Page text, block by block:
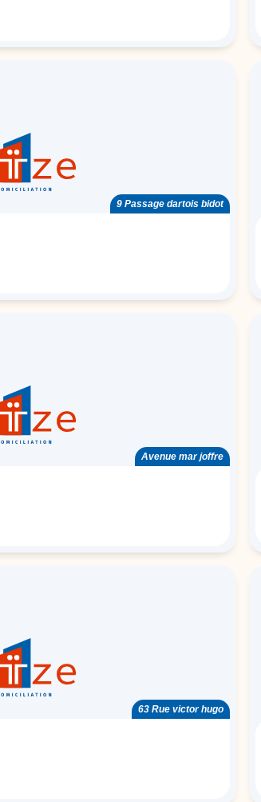
9 Passage dartois bidot
Avenue mar joffre
63 Rue victor hugo